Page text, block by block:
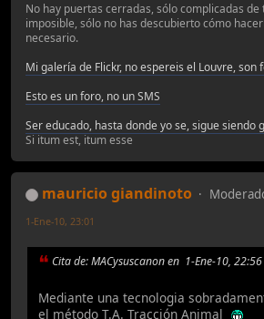
No hay puertas cerradas, sólo complicadas de
imposible, sólo no has descubierto cómo
necesario.
Mi galería de Flickr, no espereis el Louvre, son
Esto es un foro, no un SMS
Ser educado, hasta donde yo se, sigue siendo
Si itum est, itum esse
mauricio giandinoto
1-Ene-10, 23:01
Cita de: MACysuscanon en 1-Ene-10, 22:56
Mediante una tecnologia
el método T.A. Tracción Animal